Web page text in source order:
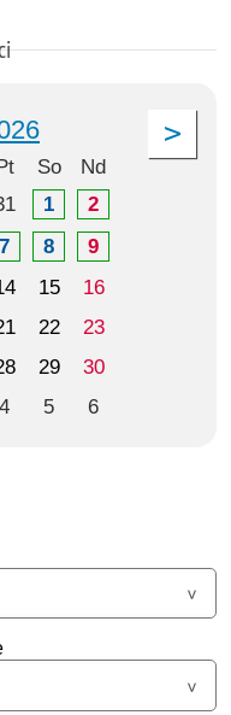
So
Nd
1
2
7 8
9
15
16
22
23
29
30
4 5 6